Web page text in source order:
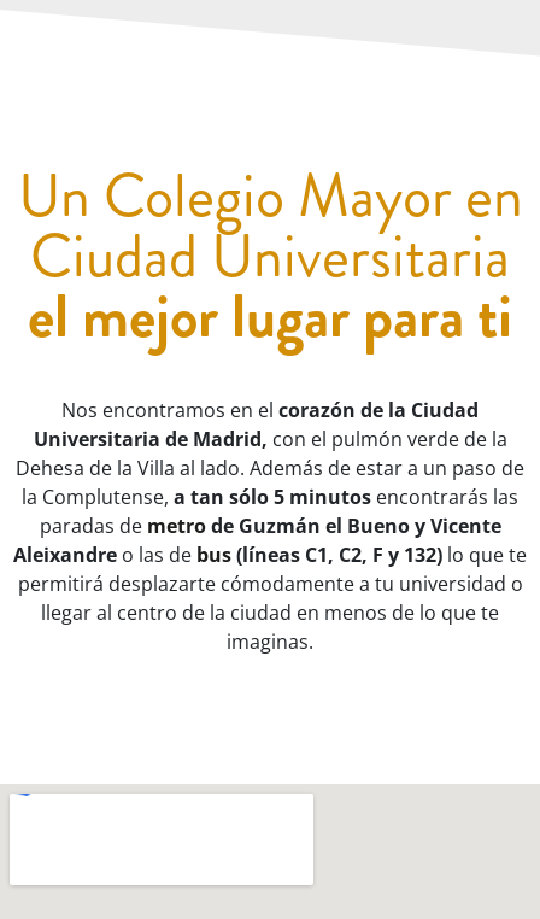
Un Colegio Mayor en
Ciudad Universitaria
el mejor lugar para ti
Nos encontramos en el corazón de la Ciudad
Universitaria de Madrid, con el pulmón verde de la
Dehesa de la Villa al lado. Además de estar a un paso de
la Complutense, a tan sólo 5 minutos encontrarás las
paradas de metrode Guzmán el Bueno y Vicente
Aleixandre o las de bus(líneas C1, C2, F y 132) lo que te
permitirá desplazarte cómodamente a tu universidad o
llegar al centro de la ciudad en menos de lo que te
imaginas.